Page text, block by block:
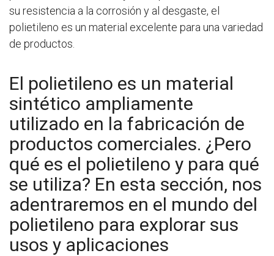
su resistencia a la corrosión y al desgaste, el
polietileno es un material excelente para una variedad
de productos.
El polietileno es un material
sintético ampliamente
utilizado en la fabricación de
productos comerciales. ¿Pero
qué es el polietileno y para qué
se utiliza? En esta sección, nos
adentraremos en el mundo del
polietileno para explorar sus
usos y aplicaciones